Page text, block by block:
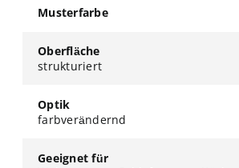
Musterfarbe
Oberfläche
strukturiert
Optik
farbverändernd
Geeignet für